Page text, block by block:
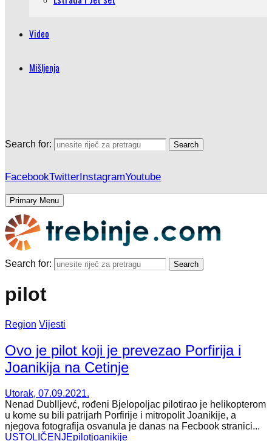
Video
Mišljenja
Search for: Search
FacebookTwitterInstagramYoutube
Primary Menu
Search for: Search
pilot
Region Vijesti
Ovo je pilot koji je prevezao Porfirija i
Joanikija na Cetinje
Utorak, 07.09.2021.
Nenad Dublljevć, rođeni Bjelopoljac pilotirao je helikopterom
u kome su bili patrijarh Porfirije i mitropolit Joanikije, a
njegova fotografija osvanula je danas na Fecbook stranici...
USTOLIČENJEpilotjoanikije